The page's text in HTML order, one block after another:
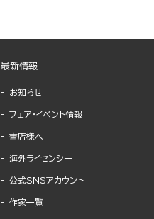
最新情報
お知らせ
フェア・イベント情報
書店様へ
海外ライセンシー
公式SNSアカウント
作家一覧